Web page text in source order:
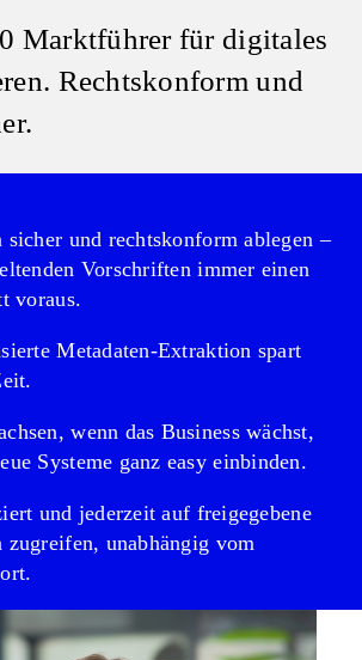
Marktführerfür digitales
Rechtskonform und
sicher und rechtskonform ablegen –
Vorschriften immer einen
voraus.
Metadaten-Extraktion spart
wenn das Business wächst,
Systeme ganz easy einbinden.
und jederzeit auf freigegebene
zugreifen, unabhängig vom